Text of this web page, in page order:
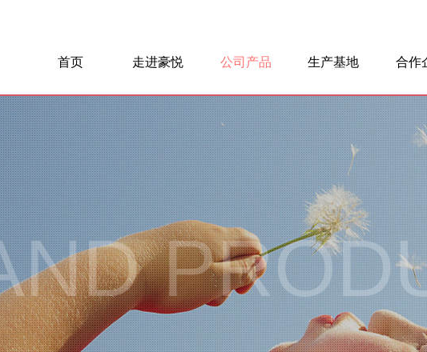
首页 走进豪悦
豪悦简介
企业历程
企业文化
领导关怀
社会责任
全球布局
公司产品
婴儿护理系列
成人护理系列
个人护理系列
卫品材料
生产基地
生产基地
制造流程
技术创新
合作
原材